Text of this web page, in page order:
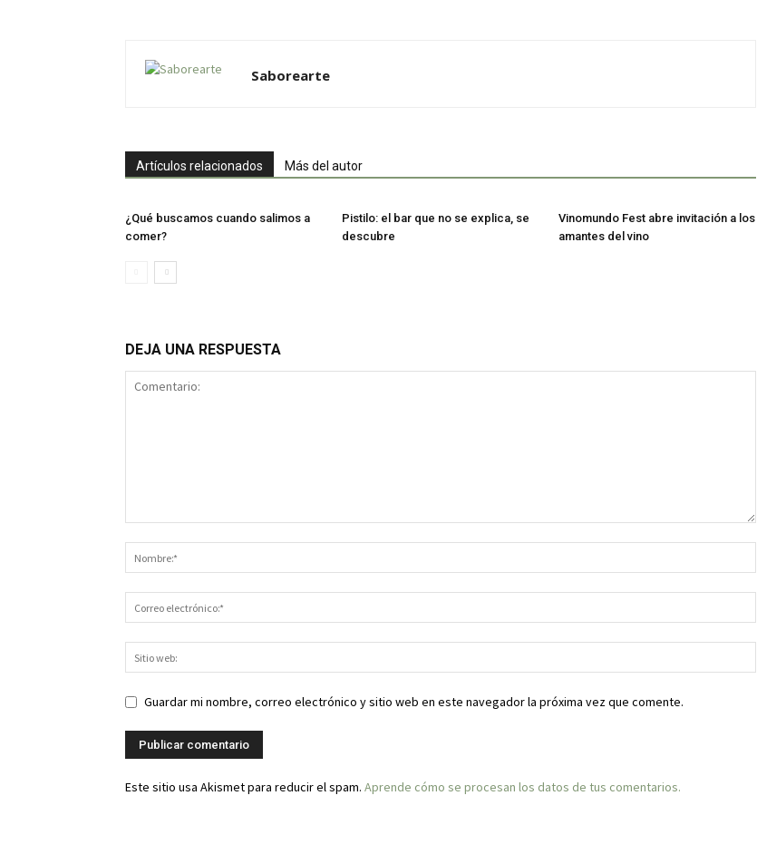
Saborearte
Artículos relacionados Más del autor
¿Qué buscamos cuando salimos a
comer?
Pistilo: el bar que no se explica, se
descubre
Vinomundo Fest abre invitación a los
amantes del vino
DEJA UNA RESPUESTA
Guardar mi nombre, correo electrónico y sitio web en este navegador la próxima vez que comente.
Este sitio usa Akismet para reducir el spam. Aprende cómo se procesan los datos de tus comentarios.